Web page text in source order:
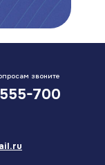
звоните
700